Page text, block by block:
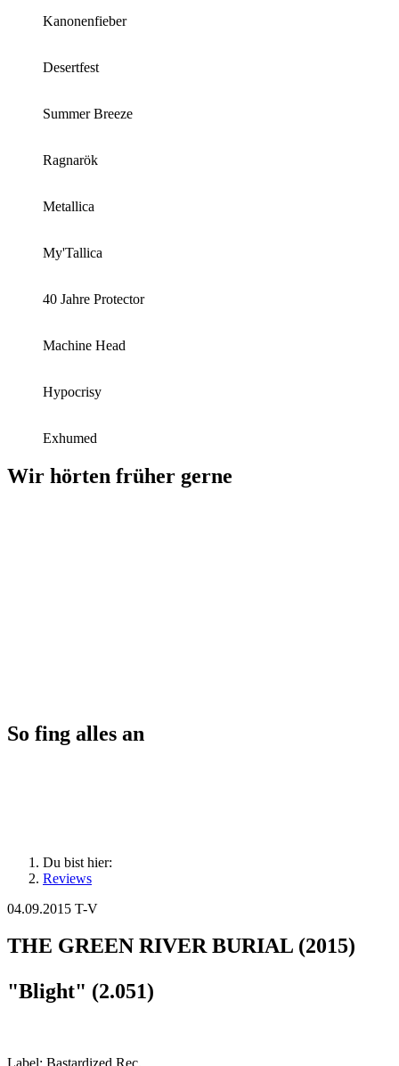
Kanonenfieber
Desertfest
Summer Breeze
Ragnarök
Metallica
My'Tallica
40 Jahre Protector
Machine Head
Hypocrisy
Exhumed
Wir hörten früher gerne
So fing alles an
Du bist hier:
Reviews
04.09.2015 T-V
THE GREEN RIVER BURIAL (2015)
"Blight" (2.051)